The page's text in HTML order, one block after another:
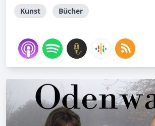
Kunst Bücher